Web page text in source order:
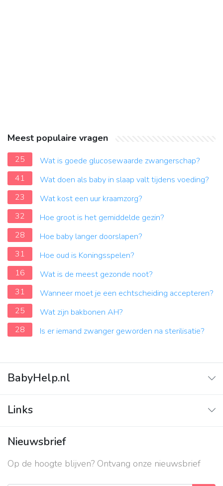
Meest populaire vragen
25
Wat is goede glucosewaarde zwangerschap?
41
Wat doen als baby in slaap valt tijdens voeding?
23
Wat kost een uur kraamzorg?
32
Hoe groot is het gemiddelde gezin?
28
Hoe baby langer doorslapen?
31
Hoe oud is Koningsspelen?
16
Wat is de meest gezonde noot?
31
Wanneer moet je een echtscheiding accepteren?
25
Wat zijn bakbonen AH?
28
Is er iemand zwanger geworden na sterilisatie?
BabyHelp.nl
Vraag & Antwoord
Links
Contact
Over ons
Privacy beleid
Nieuwsbrief
Op de hoogte blijven? Ontvang onze nieuwsbrief